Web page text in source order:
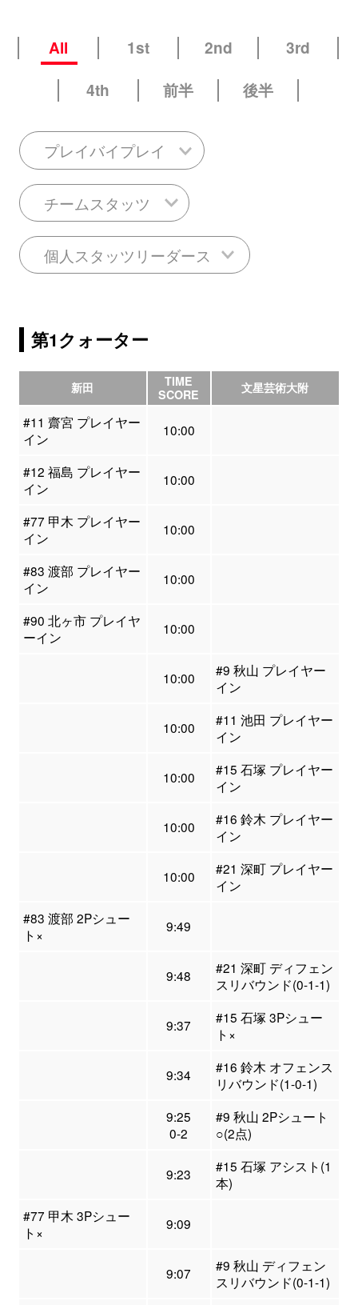
All 1st 2nd
3rd
4th
前半 後半
プレイバイプレイ
チームスタッツ
個人スタッツリーダース
第1クォーター
新田
TIME
SCORE
文星芸術大附
#11 齋宮 プレイヤー
イン
10:00
#12 福島 プレイヤー
イン
10:00
#77 甲木 プレイヤー
イン
10:00
#83 渡部 プレイヤー
イン
10:00
#90 北ヶ市 プレイヤ
ーイン
10:00
10:00
#9 秋山 プレイヤー
イン
10:00
#11 池田 プレイヤー
イン
10:00
#15 石塚 プレイヤー
イン
10:00
#16 鈴木 プレイヤー
イン
10:00
#21 深町 プレイヤー
イン
#83 渡部 2Pシュー
ト×
9:49
9:48
#21 深町 ディフェン
スリバウンド(0-1-1)
9:37
#15 石塚 3Pシュー
ト×
9:34
#16 鈴木 オフェンス
リバウンド(1-0-1)
9:25
0-2
#9 秋山 2Pシュート
○(2点)
9:23
#15 石塚 アシスト(1
本)
#77 甲木 3Pシュー
ト×
9:09
9:07
#9 秋山 ディフェン
スリバウンド(0-1-1)